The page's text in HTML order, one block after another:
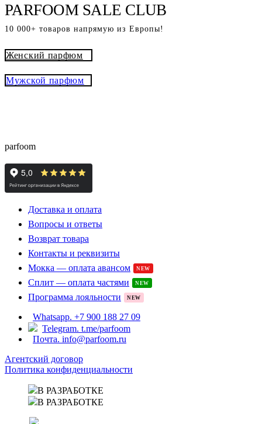
PARFOOM SALE CLUB
10 000+ товаров напрямую из Европы!
Женский парфюм
Мужской парфюм
parfoom
Доставка и оплата
Вопросы и ответы
Возврат товара
Контакты и реквизиты
Мокка — оплата авансом
NEW
Сплит — оплата частями NEW
Программа лояльности NEW
Whatsapp. +7 900 188 27 09
Telegram. t.me/parfoom
Почта. info@parfoom.ru
Агентский договор
Политика конфиденциальности
В РАЗРАБОТКЕ
В РАЗРАБОТКЕ